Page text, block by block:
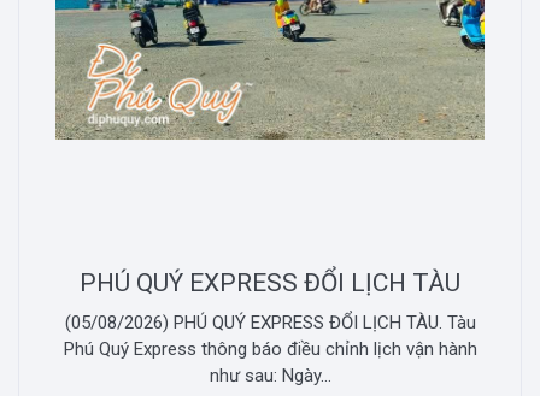
PHÚ QUÝ EXPRESS ĐỔI LỊCH TÀU
(05/08/2026) PHÚ QUÝ EXPRESS ĐỔI LỊCH TÀU. Tàu
Phú Quý Express thông báo điều chỉnh lịch vận hành
như sau: Ngày...